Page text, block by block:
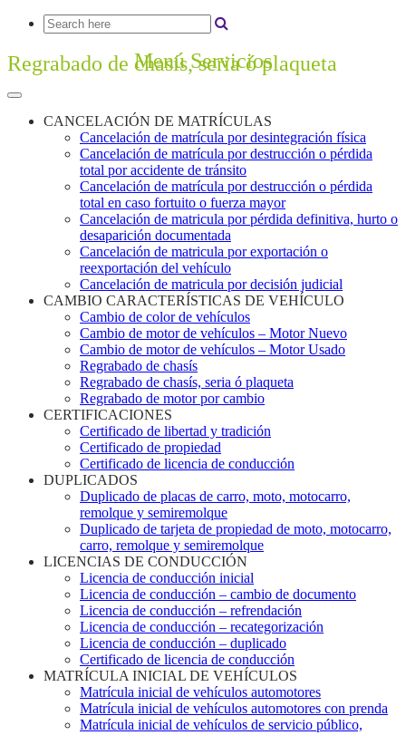
Regrabado de chasís, seria ó plaqueta
Menú Servicios
CANCELACIÓN DE MATRÍCULAS
Cancelación de matrícula por desintegración física
Cancelación de matrícula por destrucción o pérdida
total por accidente de tránsito
Cancelación de matrícula por destrucción o pérdida
total en caso fortuito o fuerza mayor
Cancelación de matricula por pérdida definitiva, hurto o
desaparición documentada
Cancelación de matricula por exportación o
reexportación del vehículo
Cancelación de matricula por decisión judicial
CAMBIO CARACTERÍSTICAS DE VEHÍCULO
Cambio de color de vehículos
Cambio de motor de vehículos – Motor Nuevo
Cambio de motor de vehículos – Motor Usado
Regrabado de chasís
Regrabado de chasís, seria ó plaqueta
Regrabado de motor por cambio
CERTIFICACIONES
Certificado de libertad y tradición
Certificado de propiedad
Certificado de licencia de conducción
DUPLICADOS
Duplicado de placas de carro, moto, motocarro,
remolque y semiremolque
Duplicado de tarjeta de propiedad de moto, motocarro,
carro, remolque y semiremolque
LICENCIAS DE CONDUCCIÓN
Licencia de conducción inicial
Licencia de conducción – cambio de documento
Licencia de conducción – refrendación
Licencia de conducción – recategorización
Licencia de conducción – duplicado
Certificado de licencia de conducción
MATRÍCULA INICIAL DE VEHÍCULOS
Matrícula inicial de vehículos automotores
Matrícula inicial de vehículos automotores con prenda
Matrícula inicial de vehículos de servicio público,